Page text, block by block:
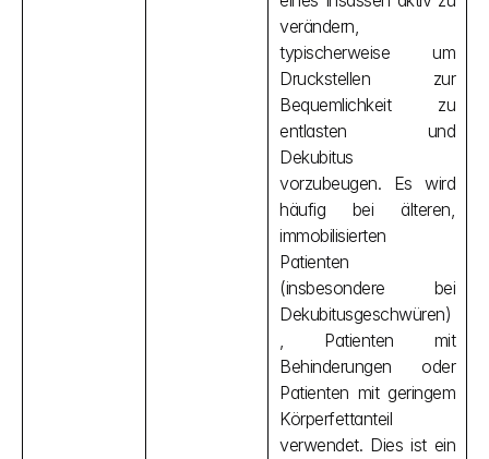
verändern,
typischerweise um
Druckstellen zur
Bequemlichkeit zu
entlasten und
Dekubitus
vorzubeugen. Es wird
häufig bei älteren,
immobilisierten
Patienten
(insbesondere bei
Dekubitusgeschwüren)
, Patienten mit
Behinderungen oder
Patienten mit geringem
Körperfettanteil
verwendet. Dies ist ein